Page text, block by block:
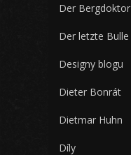
Der Bergdoktor
Der letzte Bulle
Designy blogu
Dieter Bonrát
Dietmar Huhn
Díly